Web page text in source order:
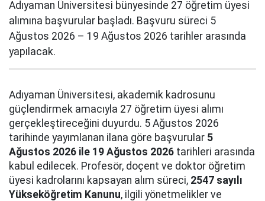
Adıyaman Üniversitesi bünyesinde 27 öğretim üyesi
alımına başvurular başladı. Başvuru süreci 5
Ağustos 2026 – 19 Ağustos 2026 tarihler arasında
yapılacak.
Adıyaman Üniversitesi, akademik kadrosunu
güçlendirmek amacıyla 27 öğretim üyesi alımı
gerçekleştireceğini duyurdu. 5 Ağustos 2026
tarihinde yayımlanan ilana göre başvurular 5
Ağustos 2026 ile 19 Ağustos 2026 tarihleri arasında
kabul edilecek. Profesör, doçent ve doktor öğretim
üyesi kadrolarını kapsayan alım süreci, 2547 sayılı
Yükseköğretim Kanunu, ilgili yönetmelikler ve